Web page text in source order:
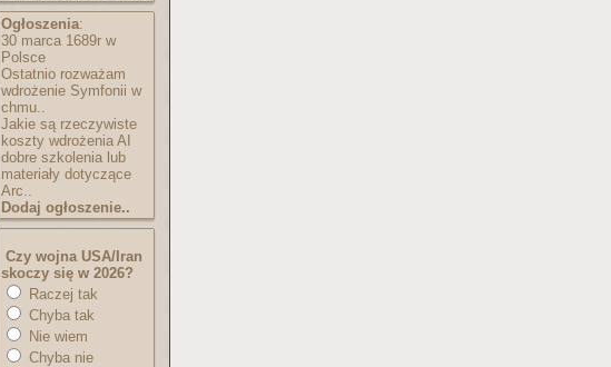
Ogłoszenia:
30 marca 1689r w
Polsce
Ostatnio rozważam
wdrożenie Symfonii w
chmu..
Jakie są rzeczywiste
koszty wdrożenia AI
dobre szkolenia lub
materiały dotyczące
Arc..
Dodaj ogłoszenie..
Czy wojna USA/Iran
skoczy się w 2026?
Raczej tak
Chyba tak
Nie wiem
Chyba nie